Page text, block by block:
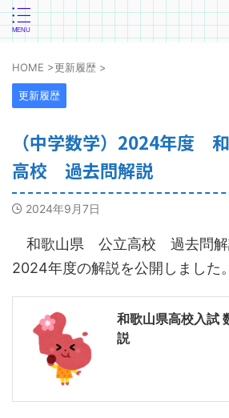
HOME >更新履歴 >
更新履歴
（中学数学）2024年度
高校 過去問解説
2024年9月7日
和歌山県 公立高校 過去問解
2024年度の解説を公開しました。
和歌山県高校入試
説